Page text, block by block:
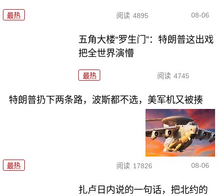
最热 阅读 4895 08-06
五角大楼“罗生门”：特朗普这出戏
把全世界演懵
最热 阅读 4745
特朗普扔下两条路，波斯都不选，美军机又被揍
最热 阅读 17826 08-06
扎卢日内说的一句话，把北约的